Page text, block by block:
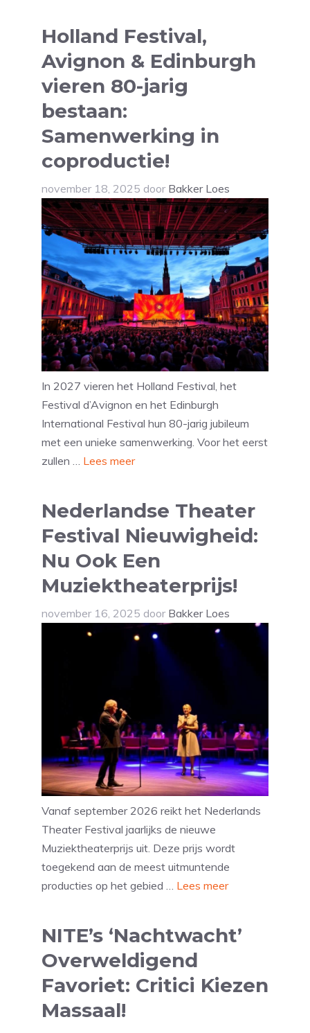
Holland Festival,
Avignon & Edinburgh
vieren 80-jarig
bestaan:
Samenwerking in
coproductie!
november 18, 2025 door Bakker Loes
In 2027 vieren het Holland Festival, het
Festival d’Avignon en het Edinburgh
International Festival hun 80-jarig jubileum
met een unieke samenwerking. Voor het eerst
zullen … Lees meer
Nederlandse Theater
Festival Nieuwigheid:
Nu Ook Een
Muziektheaterprijs!
november 16, 2025 door Bakker Loes
Vanaf september 2026 reikt het Nederlands
Theater Festival jaarlijks de nieuwe
Muziektheaterprijs uit. Deze prijs wordt
toegekend aan de meest uitmuntende
producties op het gebied … Lees meer
NITE’s ‘Nachtwacht’
Overweldigend
Favoriet: Critici Kiezen
Massaal!